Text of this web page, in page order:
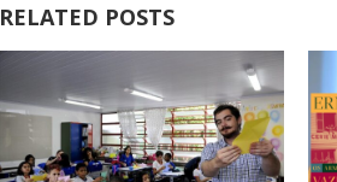
RELATED POSTS